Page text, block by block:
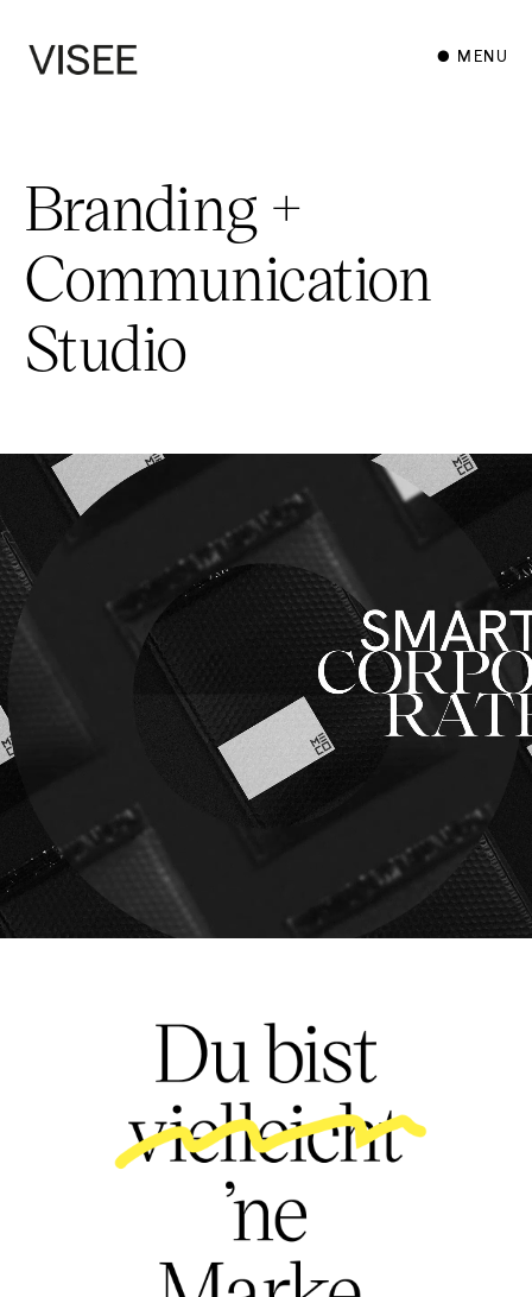
● MENU
Branding +
Communication
Studio